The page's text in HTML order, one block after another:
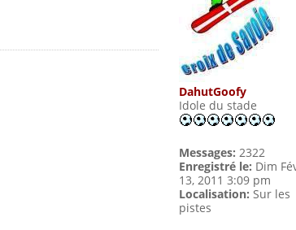
DahutGoofy
Idole du stade
Messages: 2322
Enregistré le: Dim
13, 2011 3:09 pm
Localisation: Sur les
pistes